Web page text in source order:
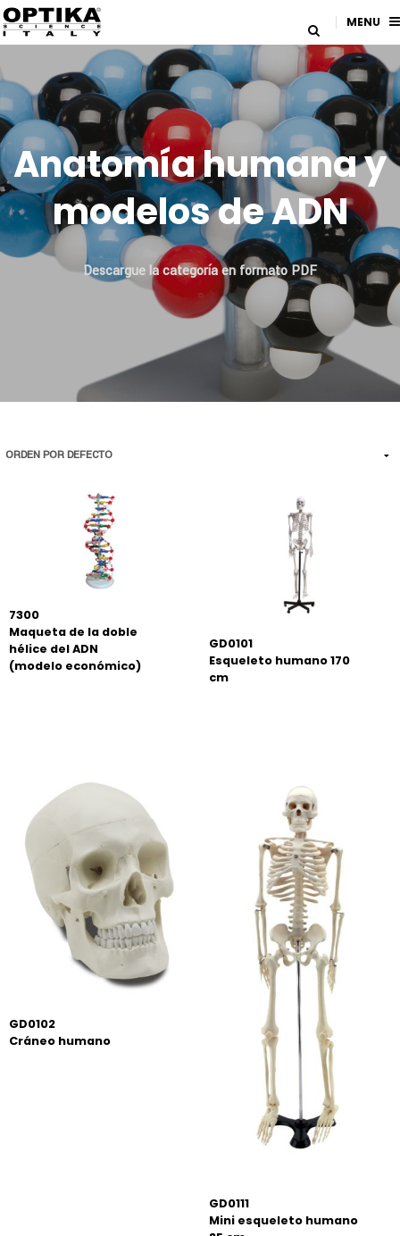
MENU
Anatomía humana y
modelos de ADN
Descargue la categoría en formato PDF
7300
Maqueta de la doble
hélice del ADN
(modelo económico)
GD0101
Esqueleto humano 170
cm
GD0102
Cráneo humano
GD0111
Mini esqueleto humano